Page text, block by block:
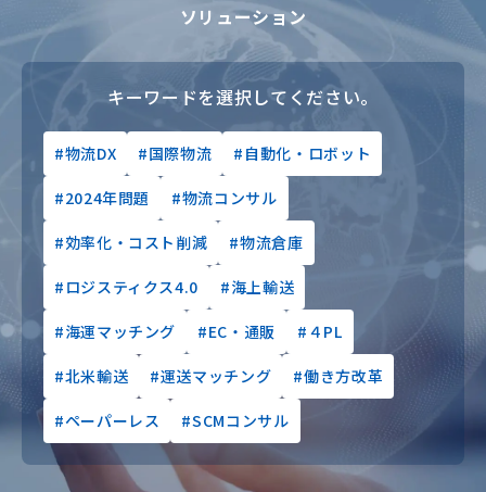
ソリューション
キーワードを選択してください。
物流DX 国際物流 自動化・ロボット
2024年問題 物流コンサル
効率化・コスト削減 物流倉庫
ロジスティクス4.0 海上輸送
海運マッチング EC・通販 ４PL
北米輸送 運送マッチング 働き方改革
ペーパーレス SCMコンサル